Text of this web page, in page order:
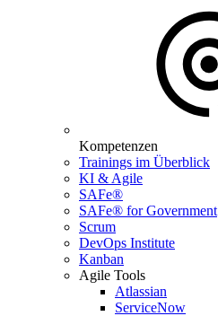
Kompetenzen
Trainings im Überblick
KI & Agile
SAFe®
SAFe® for Government
Scrum
DevOps Institute
Kanban
Agile Tools
Atlassian
ServiceNow